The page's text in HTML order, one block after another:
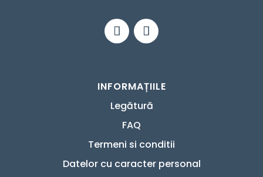
INFORMAȚIILE
Legătură
FAQ
Termeni si conditii
Datelor cu caracter personal